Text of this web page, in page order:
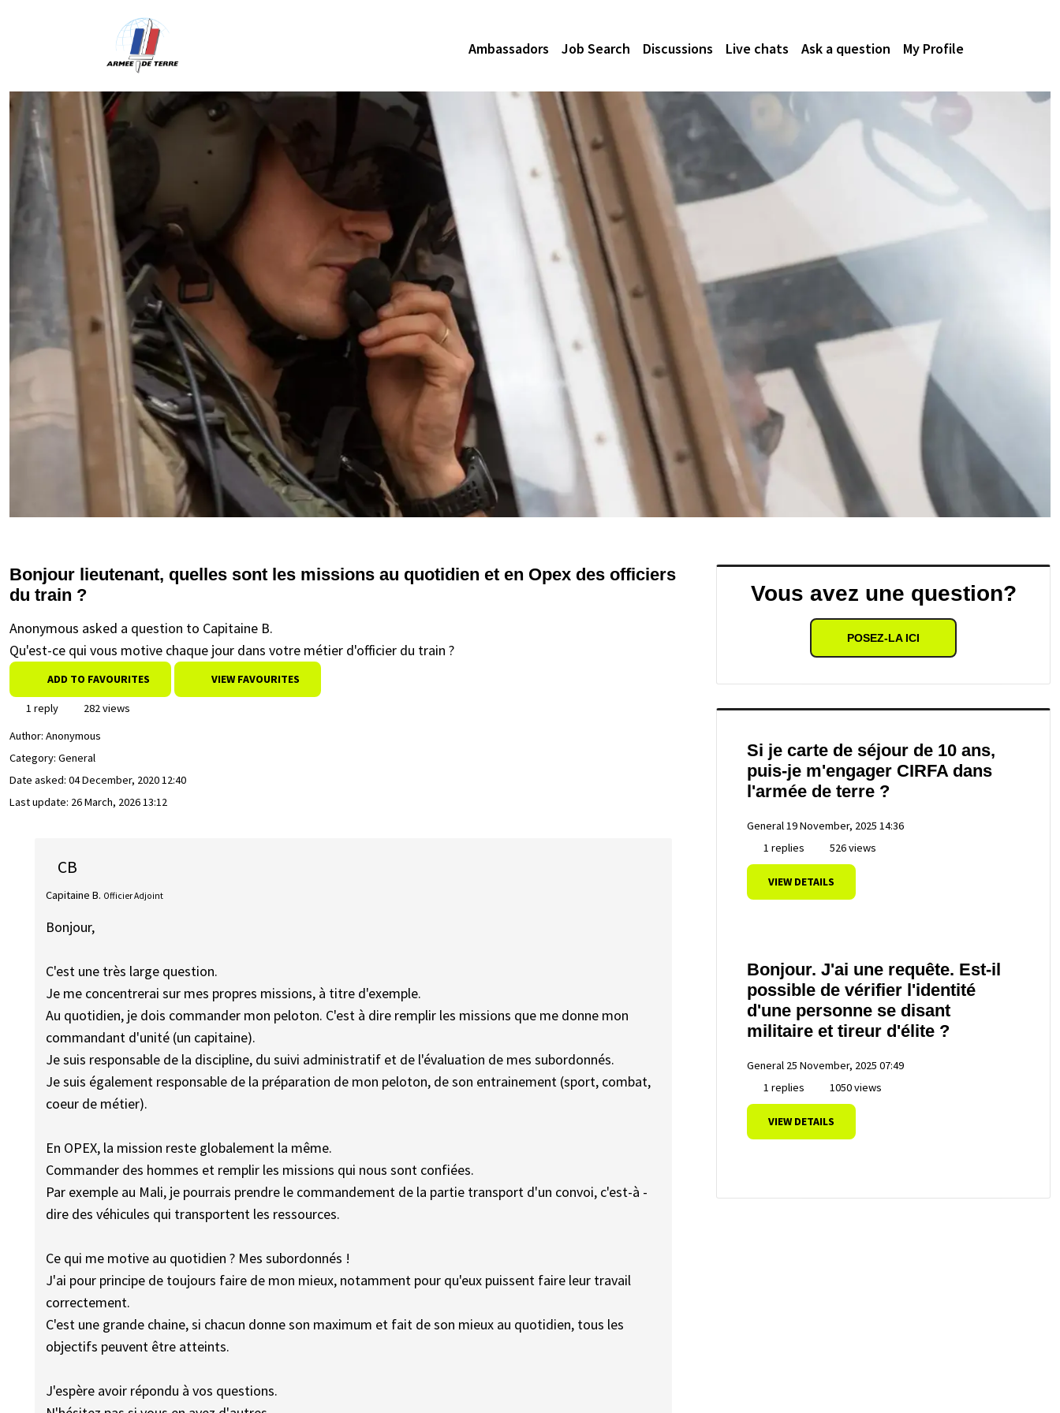
Ambassadors Job Search Discussions Live chats Ask a question My Profile
Bonjour lieutenant, quelles sont les missions au quotidien et en Opex des officiers
du train ?
Anonymous asked a question to Capitaine B.
Qu'est-ce qui vous motive chaque jour dans votre métier d'officier du train ?
ADD TO FAVOURITES VIEW FAVOURITES
1 reply
282 views
Author: Anonymous
Category: General
Date asked: 04 December, 2020 12:40
Last update: 26 March, 2026 13:12
CB
Capitaine B. Officier Adjoint
Bonjour,
C'est une très large question.
Je me concentrerai sur mes propres missions, à titre d'exemple.
Au quotidien, je dois commander mon peloton. C'est à dire remplir les missions que me donne mon
commandant d'unité (un capitaine).
Je suis responsable de la discipline, du suivi administratif et de l'évaluation de mes subordonnés.
Je suis également responsable de la préparation de mon peloton, de son entrainement (sport, combat,
coeur de métier).
En OPEX, la mission reste globalement la même.
Commander des hommes et remplir les missions qui nous sont confiées.
Par exemple au Mali, je pourrais prendre le commandement de la partie transport d'un convoi, c'est-à -
dire des véhicules qui transportent les ressources.
Ce qui me motive au quotidien ? Mes subordonnés !
J'ai pour principe de toujours faire de mon mieux, notamment pour qu'eux puissent faire leur travail
correctement.
C'est une grande chaine, si chacun donne son maximum et fait de son mieux au quotidien, tous les
objectifs peuvent être atteints.
J'espère avoir répondu à vos questions.
Vous avez une question?
POSEZ-LA ICI
Si je carte de séjour de 10 ans,
puis-je m'engager CIRFA dans
l'armée de terre ?
General19 November, 2025 14:36
1 replies
526 views
VIEW DETAILS
Bonjour. J'ai une requête. Est-il
possible de vérifier l'identité
d'une personne se disant
militaire et tireur d'élite ?
General 25 November, 2025 07:49
1 replies
1050 views
VIEW DETAILS